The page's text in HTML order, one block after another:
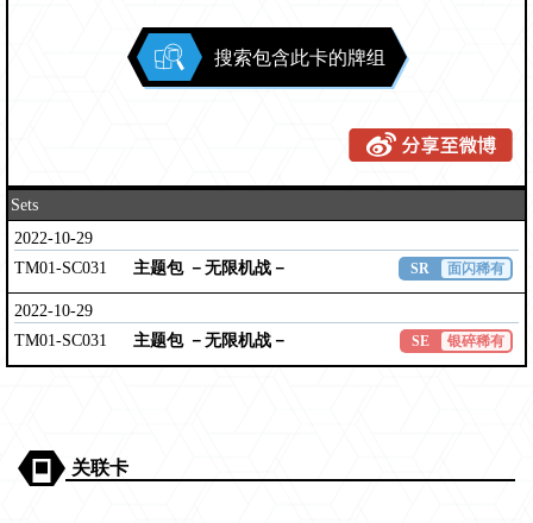
搜索包含此卡的牌组
Sets
2022-10-29
TM01-SC031
主题包 －无限机战－ SR 面闪稀有
2022-10-29
TM01-SC031
主题包 －无限机战－ SE 银碎稀有
关联卡